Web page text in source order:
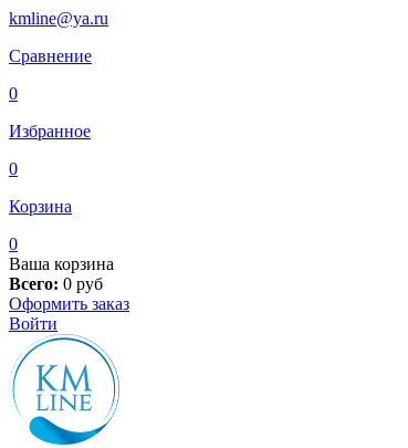
kmline@ya.ru
Сравнение
0
Избранное
0
Корзина
0
Ваша корзина
Всего: 0 руб
Оформить заказ
Войти